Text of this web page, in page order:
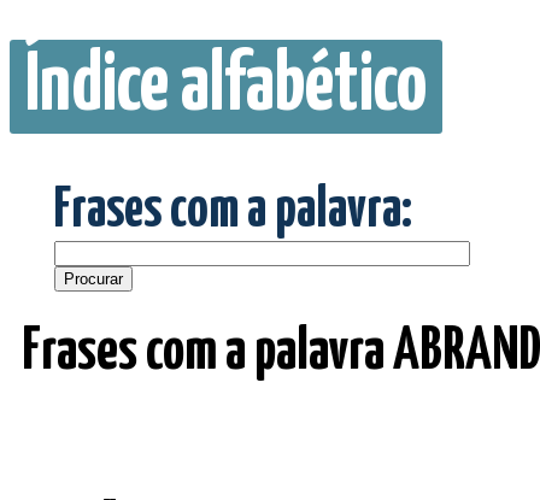
Índice alfabético
Frases com a palavra:
Frases com a palavra